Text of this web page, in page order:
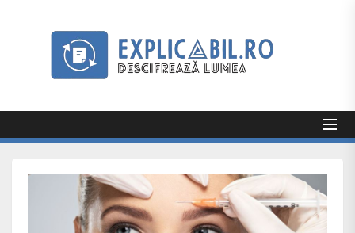
Explicabil